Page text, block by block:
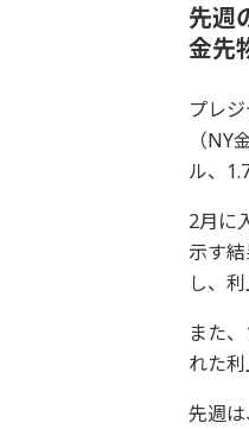
先週
金先
プレ
（
ル、
2月に
示す
し、
また
れた
先週